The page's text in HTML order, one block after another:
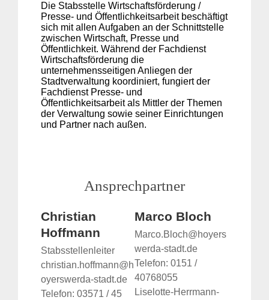
Die Stabsstelle Wirtschaftsförderung /
Presse- und Öffentlichkeitsarbeit beschäftigt
sich mit allen Aufgaben an der Schnittstelle
zwischen Wirtschaft, Presse und
Öffentlichkeit. Während der Fachdienst
Wirtschaftsförderung die
unternehmensseitigen Anliegen der
Stadtverwaltung koordiniert, fungiert der
Fachdienst Presse- und
Öffentlichkeitsarbeit als Mittler der Themen
der Verwaltung sowie seiner Einrichtungen
und Partner nach außen.
Ansprechpartner
Christian
Hoffmann
Stabsstellenleiter
christian.hoffmann@h
oyerswerda-stadt.de
Telefon: 03571 / 45
Marco Bloch
Marco.Bloch@hoyers
werda-stadt.de
Telefon: 0151 /
40768055
Liselotte-Herrmann-